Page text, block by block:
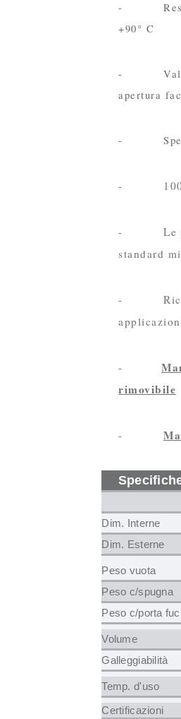
-
+90° C
- Valvola
apertura
-
- 100%
- Le
standard
-
-
rimovibile
-
Dim. Interne
Dim. Esterne
Peso vuota
Peso c/spugna
Peso c/porta
Volume
Galleggiabilità
Temp. d'uso
Certificazioni